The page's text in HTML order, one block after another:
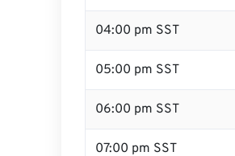
04:00 pm SST
05:00 pm SST
06:00 pm SST
07:00 pm SST